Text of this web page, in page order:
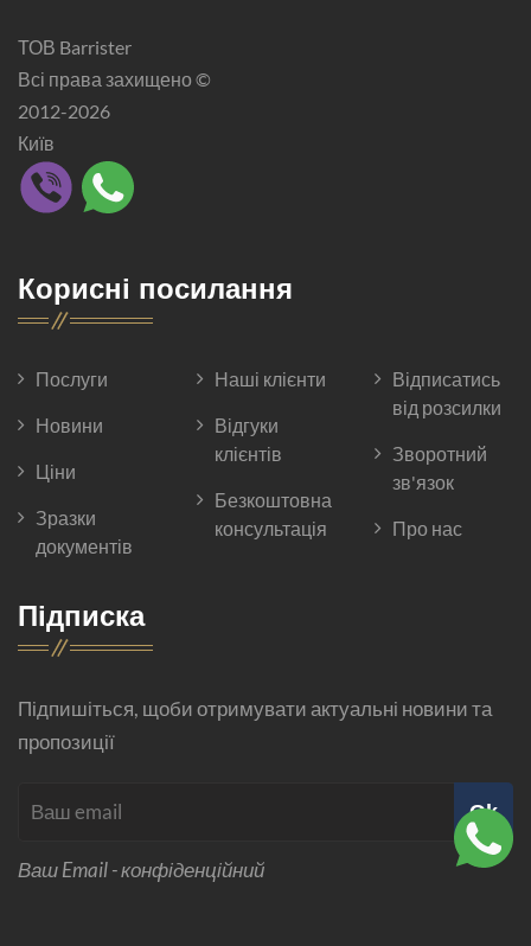
ТОВ Barrister
Всі права захищено ©
2012-2026
Київ
Корисні посилання
Послуги
Новини
Ціни
Зразки
документів
Наші клієнти
Відгуки
клієнтів
Безкоштовна
консультація
Відписатись
від розсилки
Зворотний
зв'язок
Про нас
Підписка
Підпишіться, щоби отримувати актуальні новини та
пропозиції
Ok
Ваш Email - конфіденційний